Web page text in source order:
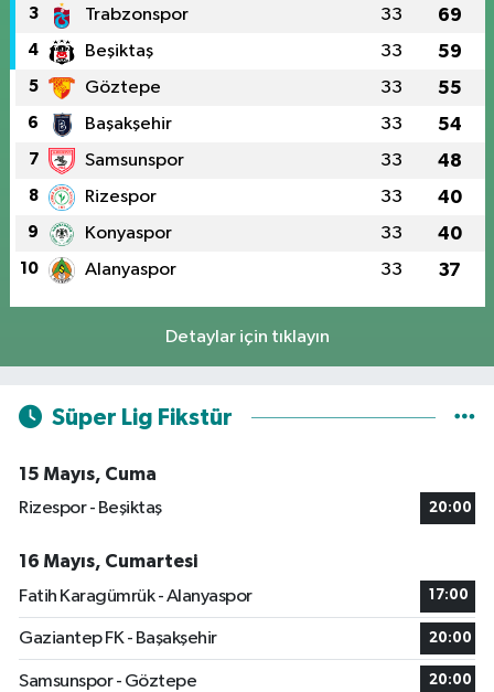
3 Trabzonspor 33 69
4 Beşiktaş 33 59
5 Göztepe 33 55
6 Başakşehir 33 54
7 Samsunspor 33 48
8 Rizespor 33 40
9 Konyaspor 33 40
10 Alanyaspor 33 37
Detaylar için tıklayın
Süper Lig Fikstür
15 Mayıs, Cuma
Rizespor - Beşiktaş
20:00
16 Mayıs, Cumartesi
Fatih Karagümrük - Alanyaspor
17:00
Gaziantep FK - Başakşehir 20:00
Samsunspor - Göztepe 20:00